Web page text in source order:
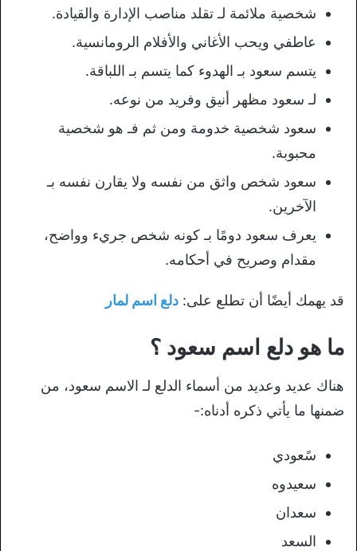
شخصية ملائمة لـ تقلد مناصب الإدارة والقيادة.
عاطفي ويحب الأغاني والأفلام الرومانسية.
يتسم سعود بـ الهدوء كما يتسم بـ اللباقة.
لـ سعود مظهر أنيق وفريد ​​من نوعه.
سعود شخصية خدومة ومن ثم فـ هو شخصية
محبوبة.
سعود شخص واثق من نفسه ولا يقارن نفسه بـ
الآخرين.
يعرف سعود دومًا بـ كونه شخص جريء وواضح،
مقدام وصريح في أحكامه.
قد يهمك أيضًا أن تطلع على: دلع اسم لمار
ما هو دلع اسم سعود ؟
هناك عديد وعديد من أسماء الدلع لـ الاسم سعود، من
ضمنها ما يأتي ذكره أدناه:-
سًعودي
سعيدوه
سعدان
السعد